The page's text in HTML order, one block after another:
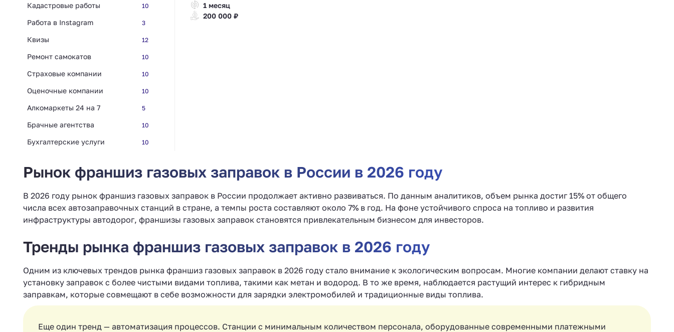
Кадастровые работы 10
Работа в Instagram 3
Квизы 12
Ремонт самокатов 10
Страховые компании 10
Оценочные компании 10
Алкомаркеты 24 на 7 5
Брачные агентства 10
Бухгалтерские услуги 10
1 месяц
200 000 ₽
Рынок франшиз газовых заправок в России в 2026 году
В 2026 году рынок франшиз газовых заправок в России продолжает активно развиваться. По данным аналитиков, объем рынка достиг 15% от общего
числа всех автозаправочных станций в стране, а темпы роста составляют около 7% в год. На фоне устойчивого спроса на топливо и развития
инфраструктуры автодорог, франшизы газовых заправок становятся привлекательным бизнесом для инвесторов.
Тренды рынка франшиз газовых заправок в 2026 году
Одним из ключевых трендов рынка франшиз газовых заправок в 2026 году стало внимание к экологическим вопросам. Многие компании делают ставку на
установку заправок с более чистыми видами топлива, такими как метан и водород. В то же время, наблюдается растущий интерес к гибридным
заправкам, которые совмещают в себе возможности для зарядки электромобилей и традиционные виды топлива.
Еще один тренд — автоматизация процессов. Станции с минимальным количеством персонала, оборудованные современными платежными